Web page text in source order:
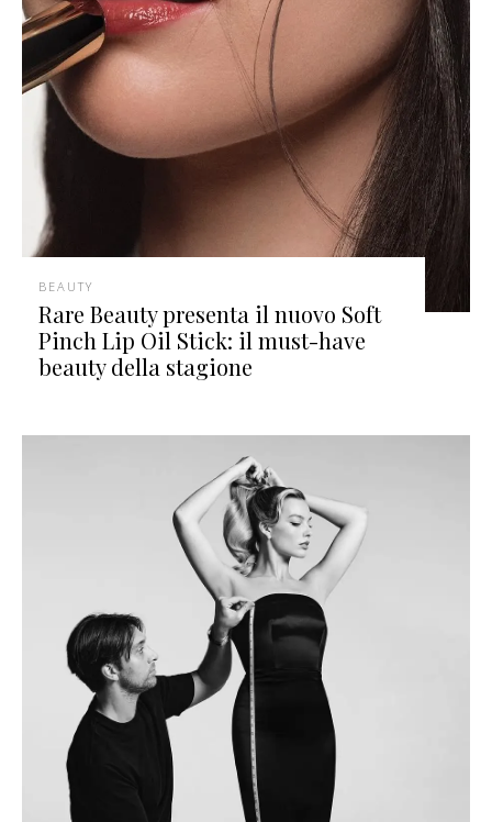
BEAUTY
Rare Beauty presenta il nuovo Soft
Pinch Lip Oil Stick: il must-have
beauty della stagione